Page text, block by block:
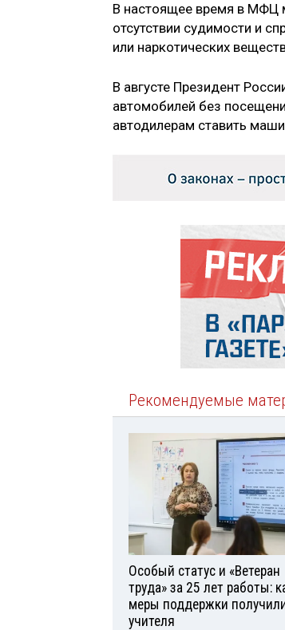
В настоящее время в МФЦ
отсутствии судимости и
или наркотических
В августе Президент
автомобилей без
автодилерам ставить
Рекомендуемые
Особый статус и «Ветеран
труда» за 25 лет работы:
меры поддержки
учителя